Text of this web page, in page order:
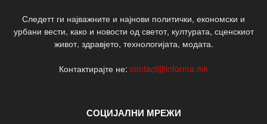
Следетт ги најважните и најнови политички, економски и
урбани вести, како и новости од светот, културата, сценскиот
живот, здравјето, технологијата, модата.
Контактирајте не: contact@informa.mk
СОЦИЈАЛНИ МРЕЖИ